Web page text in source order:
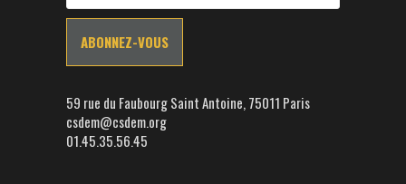
59 rue du Faubourg Saint Antoine, 75011 Paris
csdem@csdem.org
01.45.35.56.45